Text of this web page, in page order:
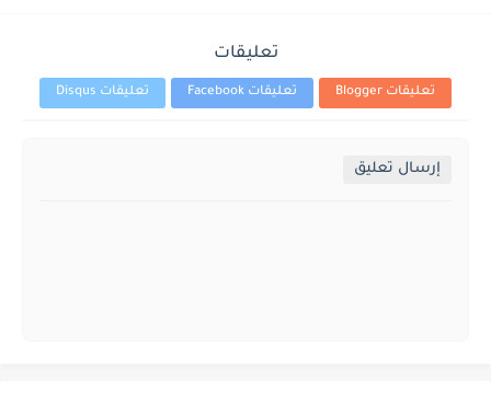
تعليقات
تعليقات Blogger تعليقات Facebook تعليقات Disqus
إرسال تعليق